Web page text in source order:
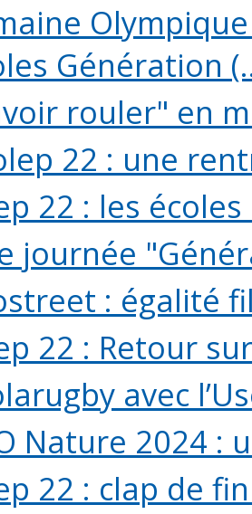
Génération
rouler" en
22 : une
22 : les
journée
: égalité
22 : Retour
avec
Nature 2024 :
22 : clap de